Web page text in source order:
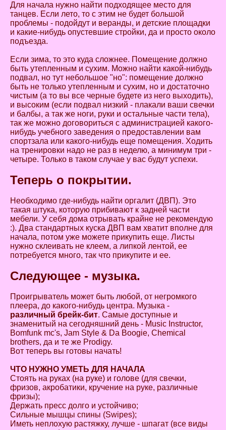
Для начала нужно найти подходящее место для
танцев. Если лето, то с этим не будет большой
проблемы - подойдут и веранды, и детские площадки
и какие-нибудь опустевшие стройки, да и просто около
подъезда.
Если зима, то это куда сложнее. Помещение должно
быть утепленным и сухим. Можно найти какой-нибудь
подвал, но тут небольшое "но": помещение должно
быть не только утепленным и сухим, но и достаточно
чистым (а то вы все черные будете из него выходить),
и высоким (если подвал низкий - плакали ваши свечки
и балбы, а так же ноги, руки и остальные части тела),
так же можно договориться с администрацией какого-
нибудь учебного заведения о предоставлении вам
спортзала или какого-нибудь еще помещения. Ходить
на тренировки надо не раз в неделю, а минимум три -
четыре. Только в таком случае у вас будут успехи.
Теперь о покрытии.
Необходимо где-нибудь найти оргалит (ДВП). Это
такая штука, которую прибивают к задней части
мебели. У себя дома отрывать крайне не рекомендую
:). Два стандартных куска ДВП вам хватит вполне для
начала, потом уже можете прикупить еще. Листы
нужно склеивать не клеем, а липкой лентой, ее
потребуется много, так что прикупите и ее.
Следующее - музыка.
Проигрыватель может быть любой, от негромкого
плеера, до какого-нибудь центра. Музыка -
различный брейк-бит. Самые доступные и
знаменитый на сегодняшний день - Music Instructor,
Bomfunk mc's, Jam Style & Da Boogie, Chemical
brothers, да и те же Prodigy.
Вот теперь вы готовы начать!
ЧТО НУЖНО УМЕТЬ ДЛЯ НАЧАЛА
Стоять на руках (на руке) и голове (для свечки,
фризов, акробатики, кручение на руке, различные
фризы);
Держать пресс долго и устойчиво;
Сильные мышцы спины (Swipes);
Иметь неплохую растяжку, лучше - шпагат (все виды